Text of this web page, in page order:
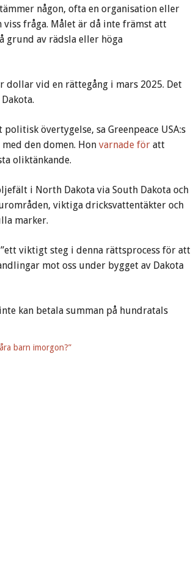
någon, ofta en organisation eller
fråga. Målet är då inte främst att
grund av rädsla eller höga
vid en rättegång i mars 2025. Det
övertygelse, sa Greenpeace USA:s
den domen. Hon varnade föratt
oliktänkande.
i North Dakota via South Dakota och
viktiga dricksvattentäkter och
marker.
viktigt steg i denna rättsprocess för att
mot oss under bygget av Dakota
kan betala summan på hundratals
barn imorgon?”